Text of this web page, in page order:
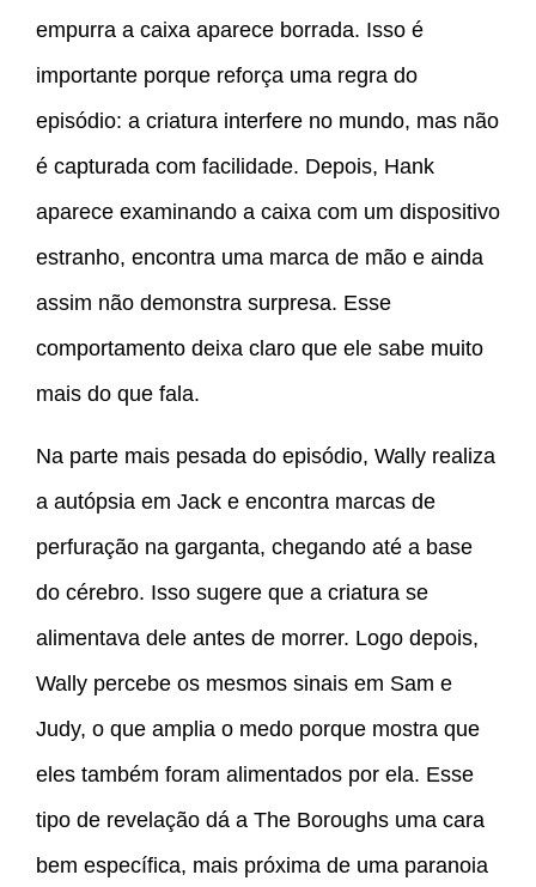
empurra a caixa aparece borrada. Isso é
importante porque reforça uma regra do
episódio: a criatura interfere no mundo, mas não
é capturada com facilidade. Depois, Hank
aparece examinando a caixa com um dispositivo
estranho, encontra uma marca de mão e ainda
assim não demonstra surpresa. Esse
comportamento deixa claro que ele sabe muito
mais do que fala.
Na parte mais pesada do episódio, Wally realiza
a autópsia em Jack e encontra marcas de
perfuração na garganta, chegando até a base
do cérebro. Isso sugere que a criatura se
alimentava dele antes de morrer. Logo depois,
Wally percebe os mesmos sinais em Sam e
Judy, o que amplia o medo porque mostra que
eles também foram alimentados por ela. Esse
tipo de revelação dá a The Boroughs uma cara
bem específica, mais próxima de uma paranoia